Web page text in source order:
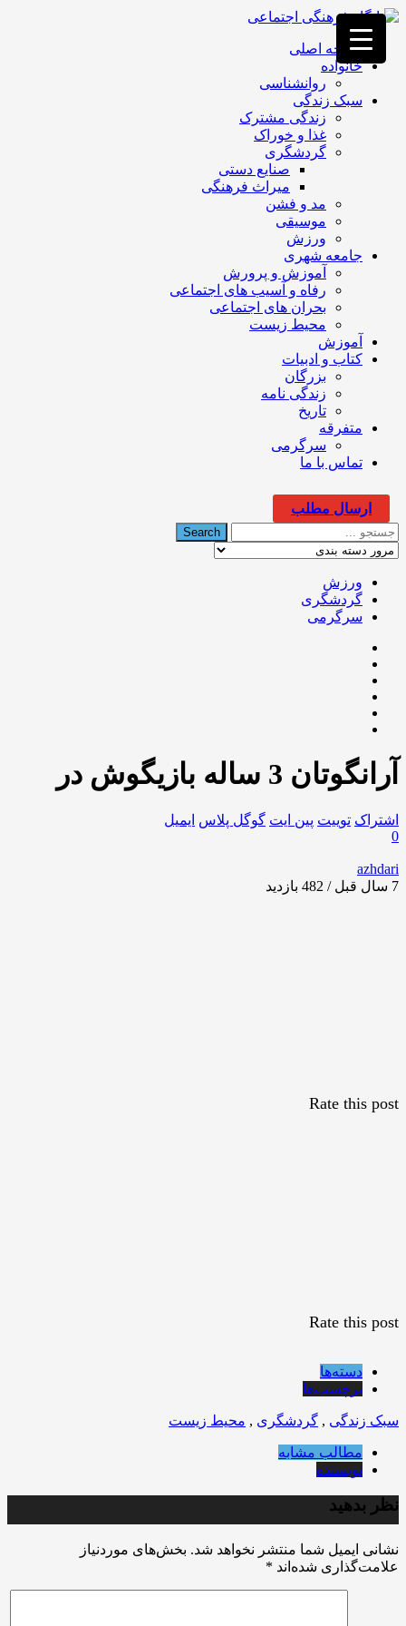
فصد
خون
غرب
تهران
خشکشویی
تصفیه
تهران
صفحه اصلی
خانواده
روانشناسی
سبک زندگی
زندگی مشترک
غذا و خوراک
گردشگری
صنایع دستی
میراث فرهنگی
مد و فشن
موسیقی
ورزش
جامعه شهری
آموزش و پرورش
رفاه و آسیب های اجتماعی
بحران های اجتماعی
محیط زیست
آموزش
کتاب و ادبیات
بزرگان
زندگی نامه
تاریخ
متفرقه
سرگرمی
تماس با ما
ارسال مطلب
ورزش
گردشگری
سرگرمی
آرانگوتان 3 ساله بازیگوش در
اشتراک توییت پین ایت گوگل‌ پلاس ایمیل
0
azhdari
7 سال قبل / 482
بازدید
Rate this post
Rate this post
دسته‌ها
برچسب‌ها
سبک زندگی , گردشگری , محیط زیست
مطالب مشابه
نویسنده
نظر بدهید
نشانی ایمیل شما منتشر نخواهد شد. بخش‌های موردنیاز
علامت‌گذاری شده‌اند *